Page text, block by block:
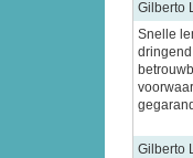
Gilberto
Snelle
Gilberto